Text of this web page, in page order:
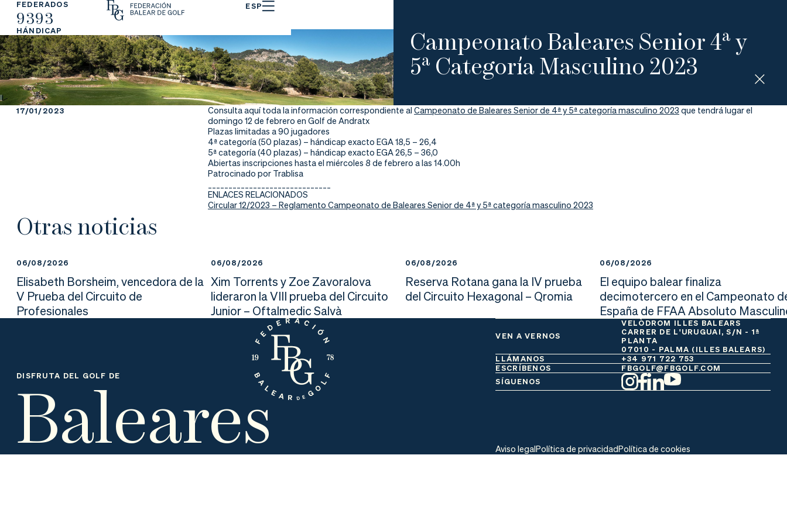
FEDERADOS
9393
HÁNDICAP
ESP
La
Fe
de
ra
Fe
de
ra
rs
Ju
ga
r
Ap
nd
er
Ac
ali
da
Ti
da
Campeonato Baleares Senior 4ª y
5ª Categoría Masculino 2023
17/01/2023 Consulta aquí toda la información correspondiente al Campeonato de Baleares Senior de 4ª y 5ª categoría masculino 2023 que tendrá lugar el
domingo 12 de febrero en Golf de Andratx
Plazas limitadas a 90 jugadores
4ª categoría (50 plazas) – hándicap exacto EGA 18,5 – 26,4
5ª categoría (40 plazas) – hándicap exacto EGA 26,5 – 36,0
Abiertas inscripciones hasta el miércoles 8 de febrero a las 14.00h
Patrocinado por Trablisa
ENLACES RELACIONADOS
Circular 12/2023 – Reglamento Campeonato de Baleares Senior de 4ª y 5ª categoría masculino 2023
Otras noticias
06/08/2026
Elisabeth Borsheim, vencedora de la
V Prueba del Circuito de
Profesionales
06/08/2026
Xim Torrents y Zoe Zavoralova
lideraron la VIII prueba del Circuito
Junior – Oftalmedic Salvà
06/08/2026
Reserva Rotana gana la IV prueba
del Circuito Hexagonal – Qromia
06/08/2026
El equipo balear finaliza
decimotercero en el Campeonato
España de FFAA Absoluto
DISFRUTA DEL GOLF DE
Baleares
VEN A VERNOS
VELÒDROM ILLES BALEARS
CARRER DE L'URUGUAI, S/N - 1ª
PLANTA
07010 - PALMA (ILLES BALEARS)
LLÁMANOS
+34 971 722 753
ESCRÍBENOS
FBGOLF@FBGOLF.COM
SÍGUENOS
Aviso legalPolítica de privacidadPolítica de cookies